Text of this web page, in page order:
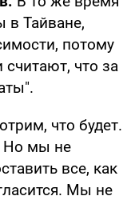
в Тайване,
потому
считают, что за
что будет.
Но мы не
все, как
Мы не